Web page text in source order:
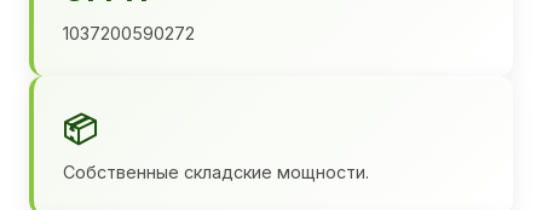
1037200590272
📦
Собственные складские мощности.